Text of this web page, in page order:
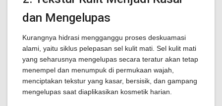
dan Mengelupas
Kurangnya hidrasi mengganggu proses deskuamasi
alami, yaitu siklus pelepasan sel kulit mati. Sel kulit mati
yang seharusnya mengelupas secara teratur akan tetap
menempel dan menumpuk di permukaan wajah,
menciptakan tekstur yang kasar, bersisik, dan gampang
mengelupas saat diaplikasikan kosmetik harian.